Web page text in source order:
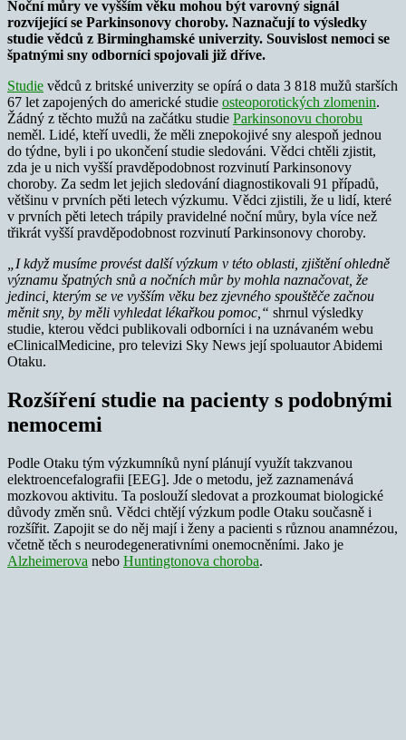
Noční můry ve vyšším věku mohou být varovný signál
rozvíjející se Parkinsonovy choroby. Naznačují to výsledky
studie vědců z Birminghamské univerzity. Souvislost nemoci se
špatnými sny odborníci spojovali již dříve.
Studie vědců z britské univerzity se opírá o data 3 818 mužů starších
67 let zapojených do americké studie osteoporotických zlomenin.
Žádný z těchto mužů na začátku studie Parkinsonovu chorobu
neměl. Lidé, kteří uvedli, že měli znepokojivé sny alespoň jednou
do týdne, byli i po ukončení studie sledováni. Vědci chtěli zjistit,
zda je u nich vyšší pravděpodobnost rozvinutí Parkinsonovy
choroby. Za sedm let jejich sledování diagnostikovali 91 případů,
většinu v prvních pěti letech výzkumu. Vědci zjistili, že u lidí, které
v prvních pěti letech trápily pravidelné noční můry, byla více než
třikrát vyšší pravděpodobnost rozvinutí Parkinsonovy choroby.
„I když musíme provést další výzkum v této oblasti, zjištění ohledně
významu špatných snů a nočních můr by mohla naznačovat, že
jedinci, kterým se ve vyšším věku bez zjevného spouštěče začnou
měnit sny, by měli vyhledat lékařkou pomoc,“ shrnul výsledky
studie, kterou vědci publikovali odborníci i na uznávaném webu
eClinicalMedicine, pro televizi Sky News její spoluautor Abidemi
Otaku.
Rozšíření studie na pacienty s podobnými
nemocemi
Podle Otaku tým výzkumníků nyní plánují využít takzvanou
elektroencefalografii [EEG]. Jde o metodu, jež zaznamenává
mozkovou aktivitu. Ta poslouží sledovat a prozkoumat biologické
důvody změn snů. Vědci chtějí výzkum podle Otaku současně i
rozšířit. Zapojit se do něj mají i ženy a pacienti s různou anamnézou,
včetně těch s neurodegenerativními onemocněními. Jako je
Alzheimerova nebo Huntingtonova choroba.